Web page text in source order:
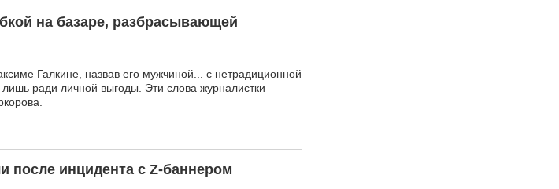
на базаре, разбрасывающей
Галкине, назвав его мужчиной... с нетрадиционной
ради личной выгоды. Эти слова журналистки
после инцидента с Z-баннером